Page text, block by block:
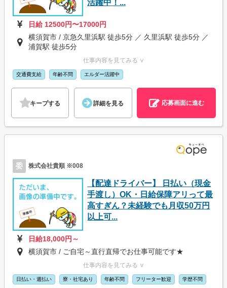
活躍中！...
日給 12500円〜17000円
横須賀市 / 京急久里浜駅 徒歩5分 ／ 久里浜駅 徒歩5分 ／
浦賀駅 徒歩5分
仕事内容を見てみる ∨
交通費支給 年齢不問 エルダー活躍中
キープする 詳細を見る 応募画面に進む
委 株式会社貴順 ※008
【配達ドライバー】 日払い（現金
手渡し）OK・日給保障アリって最
高すぎん？未経験でも月収50万円
以上可...
日給18,000円～
横須賀市 / ご自宅～直行直帰でお仕事可能です★
仕事内容を見てみる ∨
日払い・週払い 寮・社宅あり 年齢不問 フリーター歓迎 学歴不問